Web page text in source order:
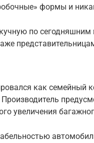
формы и
по
как семейный
увеличения